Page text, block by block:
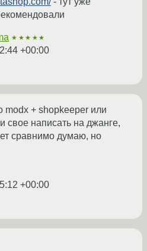
★★★★★
+00:00
modx + shopkeeper или
свое написать на джанге,
сравнимо думаю, но
+00:00